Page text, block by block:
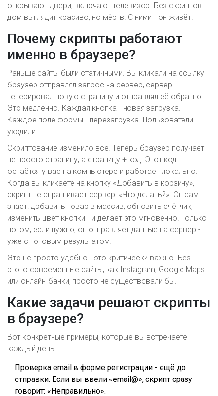
открывают двери, включают телевизор. Без скриптов
дом выглядит красиво, но мёртв. С ними - он живёт.
Почему скрипты работают
именно в браузере?
Раньше сайты были статичными. Вы кликали на ссылку -
браузер отправлял запрос на сервер, сервер
генерировал новую страницу и отправлял её обратно.
Это медленно. Каждая кнопка - новая загрузка.
Каждое поле формы - перезагрузка. Пользователи
уходили.
Скриптование изменило всё. Теперь браузер получает
не просто страницу, а страницу + код. Этот код
остаётся у вас на компьютере и работает локально.
Когда вы кликаете на кнопку «Добавить в корзину»,
скрипт не спрашивает сервер: «Что делать?». Он сам
знает: добавить товар в массив, обновить счётчик,
изменить цвет кнопки - и делает это мгновенно. Только
потом, если нужно, он отправляет данные на сервер -
уже с готовым результатом.
Это не просто удобно - это критически важно. Без
этого современные сайты, как Instagram, Google Maps
или онлайн-банки, просто не существовали бы.
Какие задачи решают скрипты
в браузере?
Вот конкретные примеры, которые вы встречаете
каждый день:
Проверка email в форме регистрации - ещё до
отправки. Если вы ввели «email@», скрипт сразу
говорит: «Неправильно».